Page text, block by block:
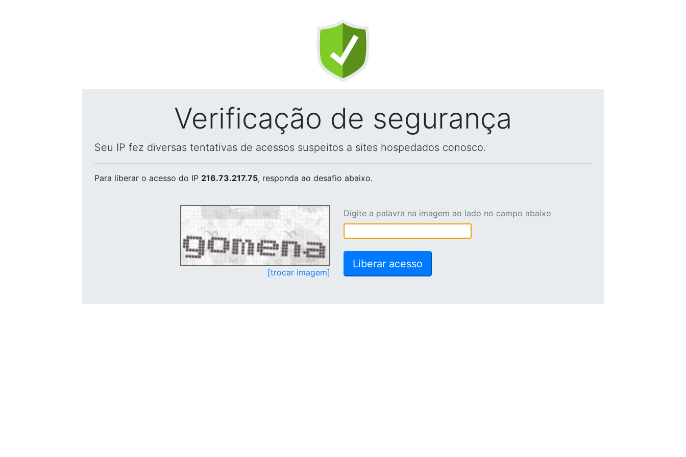
Verificação de segurança
Seu IP fez diversas tentativas de acessos suspeitos a sites hospedados conosco.
Para liberar o acesso do IP 216.73.217.75, responda ao desafio abaixo.
[trocar imagem]
Digite a palavra na imagem ao lado no campo abaixo